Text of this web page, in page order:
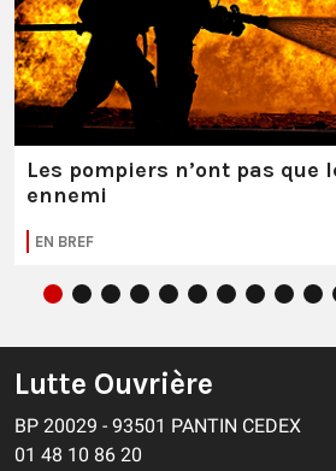
Les pompiers n’ont pas que
ennemi
EN BREF
Lutte Ouvrière
BP 20029 - 93501 PANTIN CEDEX
01 48 10 86 20